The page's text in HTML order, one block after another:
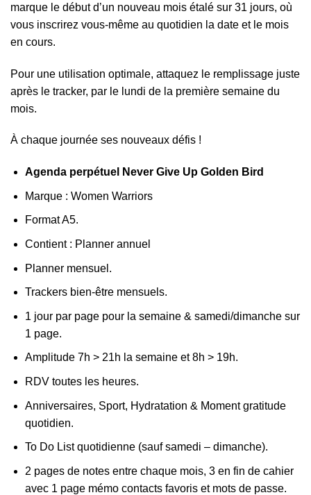
marque le début d’un nouveau mois étalé sur 31 jours, où
vous inscrirez vous-même au quotidien la date et le mois
en cours.
Pour une utilisation optimale, attaquez le remplissage juste
après le tracker, par le lundi de la première semaine du
mois.
À chaque journée ses nouveaux défis !
Agenda perpétuel Never Give Up Golden Bird
Marque : Women Warriors
Format A5.
Contient : Planner annuel
Planner mensuel.
Trackers bien-être mensuels.
1 jour par page pour la semaine & samedi/dimanche sur
1 page.
Amplitude 7h > 21h la semaine et 8h > 19h.
RDV toutes les heures.
Anniversaires, Sport, Hydratation & Moment gratitude
quotidien.
To Do List quotidienne (sauf samedi – dimanche).
2 pages de notes entre chaque mois, 3 en fin de cahier
avec 1 page mémo contacts favoris et mots de passe.